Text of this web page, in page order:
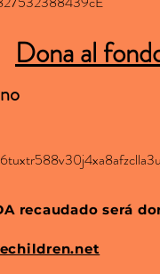
Dona al
recaudado será